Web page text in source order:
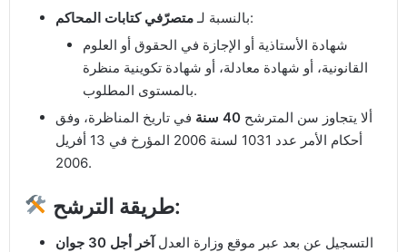
بالنسبة لـ متصرّفي كتابات المحاكم
:
شهادة الأستاذية أو الإجازة في الحقوق أو العلوم
القانونية، أو شهادة معادلة، أو شهادة تكوينية منظرة
بالمستوى المطلوب.
ألا يتجاوز سن المترشح 40 سنة
في تاريخ المناظرة، وفق
أحكام الأمر عدد 1031 لسنة 2006 المؤرخ في 13 أفريل
2006.
طريقة الترشح:
التسجيل عن بعد عبر موقع وزارة العدلآخر أجل
30 جوان